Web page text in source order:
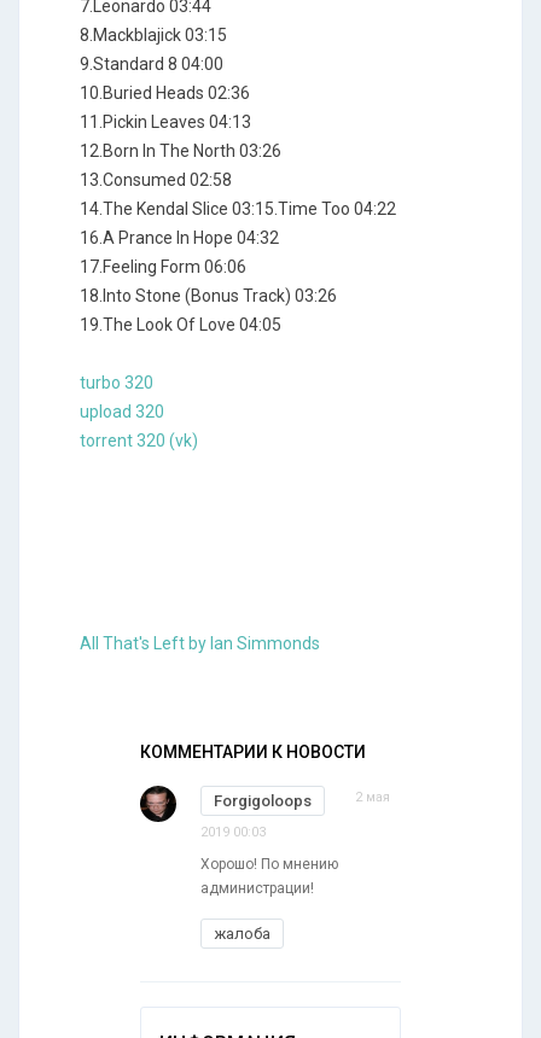
7.Leonardo 03:44
8.Mackblajick 03:15
9.Standard 8 04:00
10.Buried Heads 02:36
11.Pickin Leaves 04:13
12.Born In The North 03:26
13.Consumed 02:58
14.The Kendal Slice 03:15.Time Too 04:22
16.A Prance In Hope 04:32
17.Feeling Form 06:06
18.Into Stone (Bonus Track) 03:26
19.The Look Of Love 04:05
turbo 320
upload 320
torrent 320 (vk)
All That's Left by Ian Simmonds
КОММЕНТАРИИ К НОВОСТИ
Forgigoloops 2 мая
2019 00:03
Хорошо! По мнению
администрации!
жалоба